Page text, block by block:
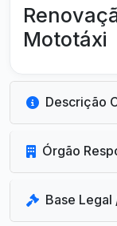
Mototáxi
Descrição
Órgão
Base